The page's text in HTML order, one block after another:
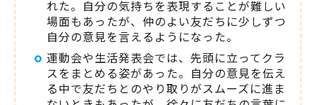
れた。自分の気持ちを表現することが難しい
場面もあったが、仲のよい友だちに少しずつ
自分の意見を言えるようになった。
運動会や生活発表会では、先頭に立ってクラ
スをまとめる姿があった。自分の意見を伝え
る中で友だちとのやり取りがスムーズに進ま